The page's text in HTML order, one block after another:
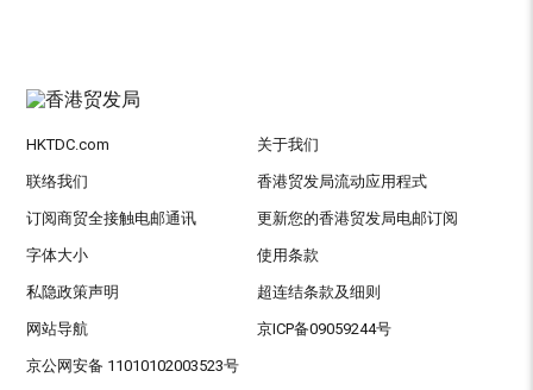
HKTDC.com 关于我们
联络我们 香港贸发局流动应用程式
订阅商贸全接触电邮通讯 更新您的香港贸发局电邮订阅
字体大小 使用条款
私隐政策声明 超连结条款及细则
网站导航 京ICP备09059244号
京公网安备 11010102003523号